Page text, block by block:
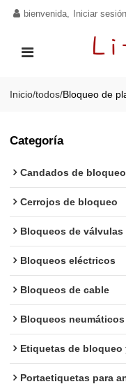
bienvenida, Iniciar sesión
Inicio/todos/Bloqueo de
Categoría
Candados de
Cerrojos de bloqueo
Bloqueos de válvulas
Bloqueos eléctricos
Bloqueos de cable
Bloqueos
Etiquetas de bloqueo
Portaetiquetas para